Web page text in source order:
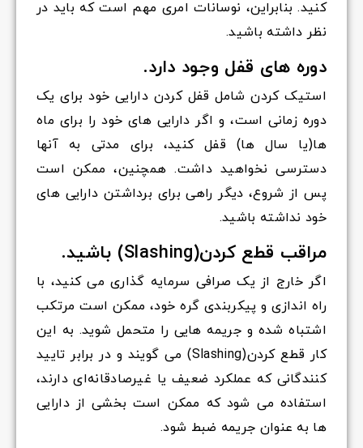
کنید. بنابراین، نوسانات امری مهم است که باید در
نظر داشته باشید.
دوره های قفل وجود دارد.
استیک کردن شامل قفل کردن دارایی خود برای یک
دوره زمانی است، و اگر دارایی های خود را برای ماه
ها(یا سال ها) قفل کنید، برای مدتی به آنها
دسترسی نخواهید داشت. همچنین، ممکن است
پس از شروع، دیگر راهی برای برداشتن دارایی های
خود نداشته باشید.
مراقب قطع کردن(Slashing) باشید.
اگر خارج از یک صرافی سرمایه گذاری می کنید، با
راه اندازی و پیکربندی گره خود، ممکن است مرتکب
اشتباه شده و جریمه هایی را متحمل شوید. به این
کار قطع کردن(Slashing) می گویند و در برابر تایید
کنندگانی که عملکرد ضعیف یا غیرصادقانه‌ای دارند،
استفاده می شود که ممکن است بخشی از دارایی
ها به عنوان جریمه ضبط شود.